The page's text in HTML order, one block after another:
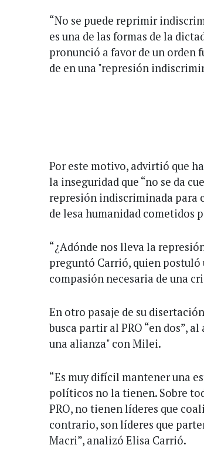
“No se puede reprimir
es una de las formas de la
pronunció a favor de un orden
de en una "represión
Por este motivo, advirtió que
la inseguridad que “no se da
represión indiscriminada para
de lesa humanidad cometidos
“¿Adónde nos lleva la
preguntó Carrió, quien postuló
compasión necesaria de una
En otro pasaje de su
busca partir al PRO “en dos”,
una alianza" con Milei.
“Es muy difícil mantener una
políticos no la tienen. Sobre
PRO, no tienen líderes que
contrario, son líderes que
Macri”, analizó Elisa Carrió.